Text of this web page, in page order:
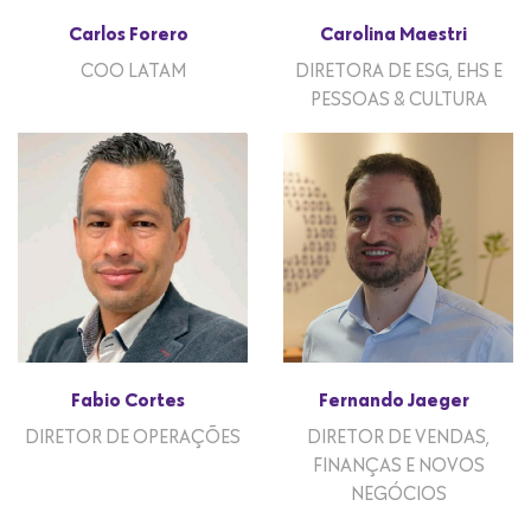
Carlos Forero
COO LATAM
Carolina Maestri
DIRETORA DE ESG, EHS E
PESSOAS & CULTURA
Fabio Cortes
DIRETOR DE OPERAÇÕES
Fernando Jaeger
DIRETOR DE VENDAS,
FINANÇAS E NOVOS
NEGÓCIOS